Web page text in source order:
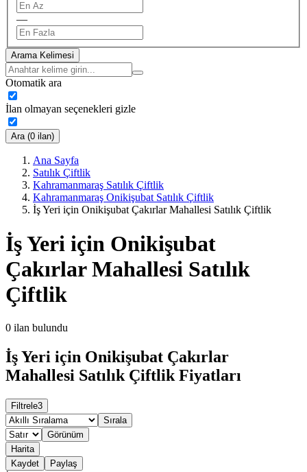
—
Arama Kelimesi
Otomatik ara
İlan olmayan seçenekleri gizle
Ara (0 ilan)
Ana Sayfa
Satılık Çiftlik
Kahramanmaraş Satılık Çiftlik
Kahramanmaraş Onikişubat Satılık Çiftlik
İş Yeri için Onikişubat Çakırlar Mahallesi Satılık Çiftlik
İş Yeri için Onikişubat
Çakırlar Mahallesi Satılık
Çiftlik
0 ilan bulundu
İş Yeri için Onikişubat Çakırlar
Mahallesi Satılık Çiftlik Fiyatları
Filtrele3
Sırala
Görünüm
Harita
Kaydet
Paylaş